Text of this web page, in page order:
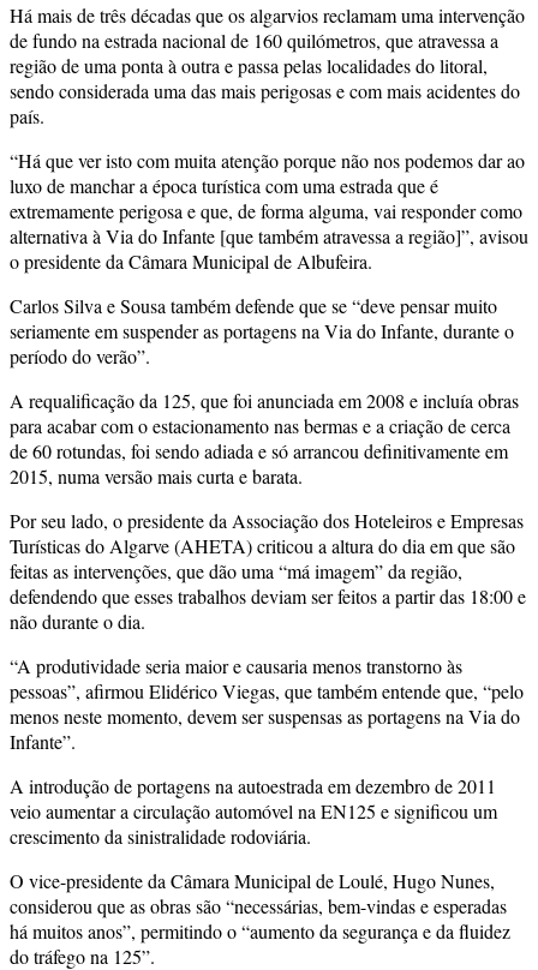
Há mais de três décadas que os algarvios reclamam uma intervenção
de fundo na estrada nacional de 160 quilómetros, que atravessa a
região de uma ponta à outra e passa pelas localidades do litoral,
sendo considerada uma das mais perigosas e com mais acidentes do
país.
“Há que ver isto com muita atenção porque não nos podemos dar ao
luxo de manchar a época turística com uma estrada que é
extremamente perigosa e que, de forma alguma, vai responder como
alternativa à Via do Infante [que também atravessa a região]”, avisou
o presidente da Câmara Municipal de Albufeira.
Carlos Silva e Sousa também defende que se “deve pensar muito
seriamente em suspender as portagens na Via do Infante, durante o
período do verão”.
A requalificação da 125, que foi anunciada em 2008 e incluía obras
para acabar com o estacionamento nas bermas e a criação de cerca
de 60 rotundas, foi sendo adiada e só arrancou definitivamente em
2015, numa versão mais curta e barata.
Por seu lado, o presidente da Associação dos Hoteleiros e Empresas
Turísticas do Algarve (AHETA) criticou a altura do dia em que são
feitas as intervenções, que dão uma “má imagem” da região,
defendendo que esses trabalhos deviam ser feitos a partir das 18:00 e
não durante o dia.
“A produtividade seria maior e causaria menos transtorno às
pessoas”, afirmou Elidérico Viegas, que também entende que, “pelo
menos neste momento, devem ser suspensas as portagens na Via do
Infante”.
A introdução de portagens na autoestrada em dezembro de 2011
veio aumentar a circulação automóvel na EN125 e significou um
crescimento da sinistralidade rodoviária.
O vice-presidente da Câmara Municipal de Loulé, Hugo Nunes,
considerou que as obras são “necessárias, bem-vindas e esperadas
há muitos anos”, permitindo o “aumento da segurança e da fluidez
do tráfego na 125”.